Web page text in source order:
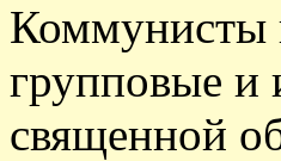
Коммунисты
групповые и
священной